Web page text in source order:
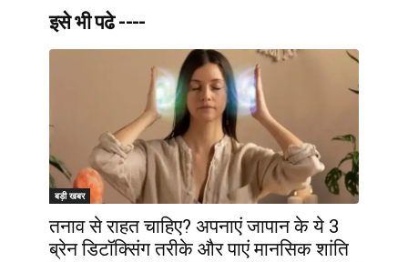
इसे भी पढे ----
बड़ी खबर
तनाव से राहत चाहिए? अपनाएं जापान के ये 3
ब्रेन डिटॉक्सिंग तरीके और पाएं मानसिक शांति